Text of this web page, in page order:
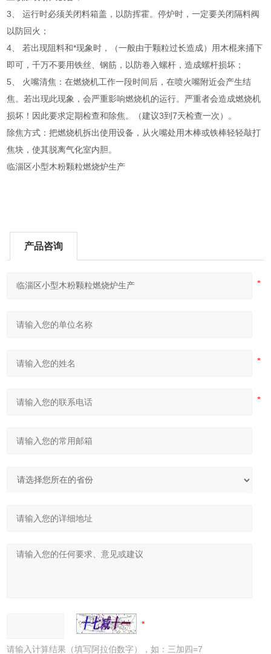
3、 运行时必须关闭料箱盖，以防挥霍。停炉时，一定要关闭隔料阀
以防回火；
4、 若出现阻料和*现象时，（一般由于颗粒过长造成）用木棍来捅下
即可，千万不要用铁丝、钢筋，以防卷入螺杆，造成螺杆损坏；
5、 火嘴清焦：在燃烧机工作一段时间后，在喷火嘴附近会产生结
焦。若出现此现象，会严重影响燃烧机的运行。严重者会造成燃烧机
损坏！因此要求定期检查和除焦。（建议3到7天检查一次）。
除焦方式：把燃烧机拆出使用设备，从火嘴处用木棒或铁棒轻轻敲打
焦块，使其脱离气化室内胆。
临淄区小型木粉颗粒燃烧炉生产
产品咨询
请输入计算结果（填写阿拉伯数字），如：三加四=7